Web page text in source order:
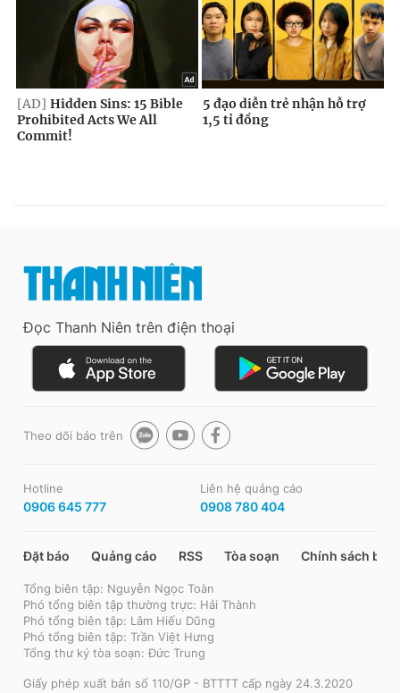
Đọc Thanh Niên trên điện thoại
Theo dõi báo trên
Hotline
0906 645 777
Liên hệ quảng cáo
0908 780 404
Đặt báo Quảng cáo RSS Tòa soạn Chính sách bảo
Tổng biên tập: Nguyễn Ngọc Toàn
Phó tổng biên tập thường trực: Hải Thành
Phó tổng biên tập: Lâm Hiếu Dũng
Phó tổng biên tập: Trần Việt Hưng
Tổng thư ký tòa soạn: Đức Trung
Giấy phép xuất bản số 110/GP - BTTTT cấp ngày 24.3.2020